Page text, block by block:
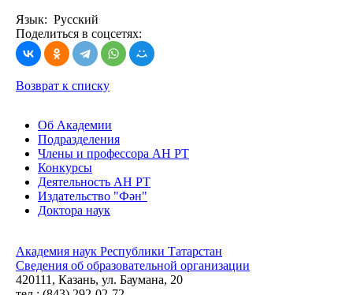
Язык: Русский
Поделиться в соцсетях:
Возврат к списку
Об Академии
Подразделения
Члены и профессора АН РТ
Конкурсы
Деятельность АН РТ
Издательство "Фән"
Доктора наук
Академия наук Республики Татарстан
Сведения об образовательной организации
420111, Казань, ул. Баумана, 20